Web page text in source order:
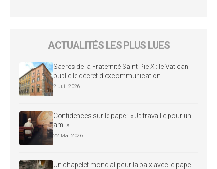
ACTUALITÉS LES PLUS LUES
Sacres de la Fraternité Saint-Pie X : le Vatican
publie le décret d’excommunication
2 Juil 2026
Confidences sur le pape : « Je travaille pour un
ami »
22 Mai 2026
Un chapelet mondial pour la paix avec le pape